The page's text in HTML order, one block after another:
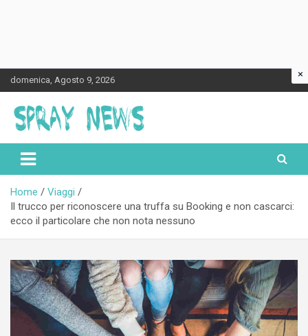
Skip
to
content
domenica, Agosto 9, 2026
Spraynews.it
Home
Viaggi
Il trucco per riconoscere una truffa su Booking e non cascarci:
ecco il particolare che non nota nessuno
×